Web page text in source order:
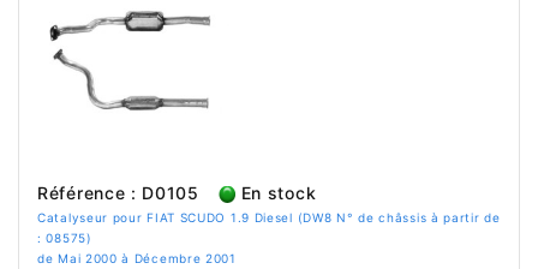
Référence : D0105 En stock
Catalyseur pour FIAT SCUDO 1.9 Diesel (DW8 N° de châssis à partir de
: 08575)
de Mai 2000 à Décembre 2001